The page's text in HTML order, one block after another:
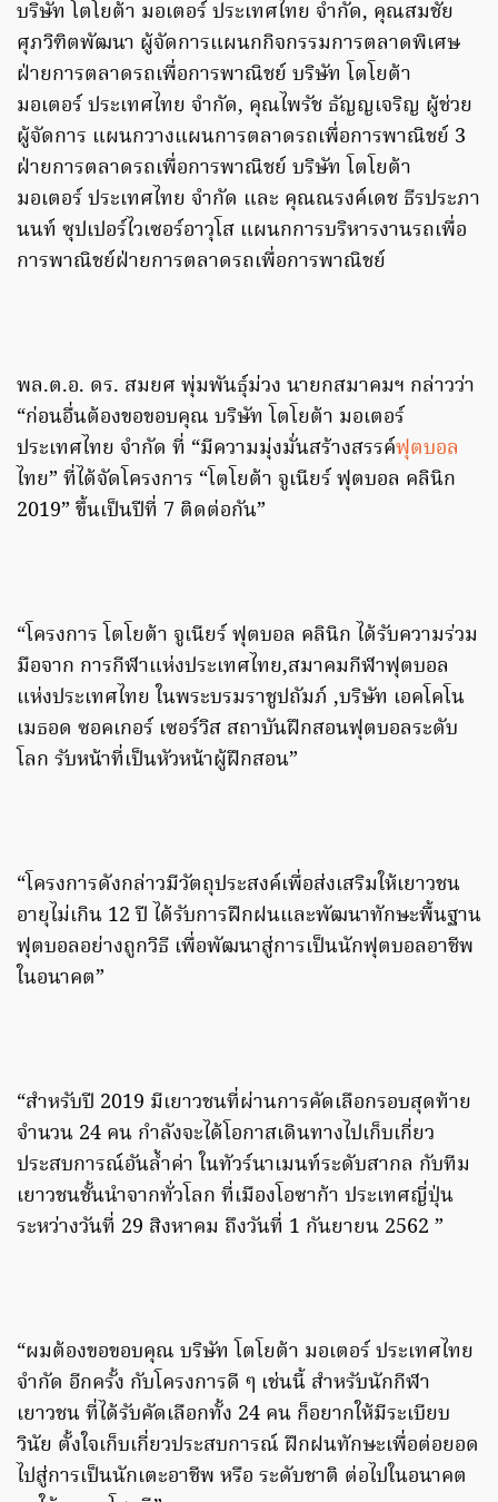
บริษัท โตโยต้า มอเตอร์ ประเทศไทย จำกัด, คุณสมชัย
ศุภวิฑิตพัฒนา ผู้จัดการแผนกกิจกรรมการตลาดพิเศษ
ฝ่ายการตลาดรถเพื่อการพาณิชย์ บริษัท โตโยต้า
มอเตอร์ ประเทศไทย จำกัด, คุณไพรัช ธัญญเจริญ ผู้ช่วย
ผู้จัดการ แผนกวางแผนการตลาดรถเพื่อการพาณิชย์ 3
ฝ่ายการตลาดรถเพื่อการพาณิชย์ บริษัท โตโยต้า
มอเตอร์ ประเทศไทย จำกัด และ คุณณรงค์เดช ธีรประภา
นนท์ ซุปเปอร์ไวเซอร์อาวุโส แผนกการบริหารงานรถเพื่อ
การพาณิชย์ฝ่ายการตลาดรถเพื่อการพาณิชย์
พล.ต.อ. ดร. สมยศ พุ่มพันธุ์ม่วง นายกสมาคมฯ กล่าวว่า
“ก่อนอื่นต้องขอขอบคุณ บริษัท โตโยต้า มอเตอร์
ประเทศไทย จำกัด ที่ “มีความมุ่งมั่นสร้างสรรค์ฟุตบอล
ไทย” ที่ได้จัดโครงการ “โตโยต้า จูเนียร์ ฟุตบอล คลินิก
2019” ขึ้นเป็นปีที่ 7 ติดต่อกัน”
“โครงการ โตโยต้า จูเนียร์ ฟุตบอล คลินิก ได้รับความร่วม
มือจาก การกีฬาแห่งประเทศไทย,สมาคมกีฬาฟุตบอล
แห่งประเทศไทย ในพระบรมราชูปถัมภ์ ,บริษัท เอคโคโน
เมธอด ซอคเกอร์ เซอร์วิส สถาบันฝึกสอนฟุตบอลระดับ
โลก รับหน้าที่เป็นหัวหน้าผู้ฝึกสอน”
“โครงการดังกล่าวมีวัตถุประสงค์เพื่อส่งเสริมให้เยาวชน
อายุไม่เกิน 12 ปี ได้รับการฝึกฝนและพัฒนาทักษะพื้นฐาน
ฟุตบอลอย่างถูกวิธี เพื่อพัฒนาสู่การเป็นนักฟุตบอลอาชีพ
ในอนาคต”
“สำหรับปี 2019 มีเยาวชนที่ผ่านการคัดเลือกรอบสุดท้าย
จำนวน 24 คน กำลังจะได้โอกาสเดินทางไปเก็บเกี่ยว
ประสบการณ์อันล้ำค่า ในทัวร์นาเมนท์ระดับสากล กับทีม
เยาวชนชั้นนำจากทั่วโลก ที่เมืองโอซาก้า ประเทศญี่ปุ่น
ระหว่างวันที่ 29 สิงหาคม ถึงวันที่ 1 กันยายน 2562 ”
“ผมต้องขอขอบคุณ บริษัท โตโยต้า มอเตอร์ ประเทศไทย
จำกัด อีกครั้ง กับโครงการดี ๆ เช่นนี้ สำหรับนักกีฬา
เยาวชน ที่ได้รับคัดเลือกทั้ง 24 คน ก็อยากให้มีระเบียบ
วินัย ตั้งใจเก็บเกี่ยวประสบการณ์ ฝึกฝนทักษะเพื่อต่อยอด
ไปสู่การเป็นนักเตะอาชีพ หรือ ระดับชาติ ต่อไปในอนาคต